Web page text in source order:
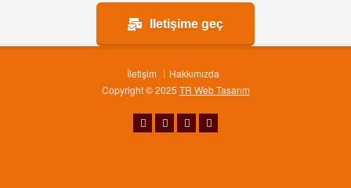
İletişime geç
İletişim
Hakkımızda
Copyright © 2025 TR Web Tasarım